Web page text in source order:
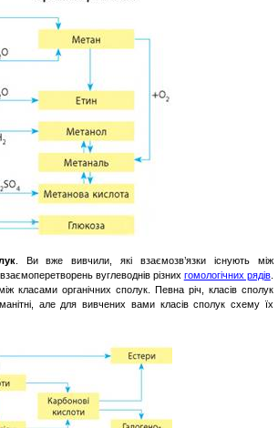
. Вивже вивчили , яківзаємозв’язки існують
між
взаємоперетворень вуглеводнів різних гомологічних рядів.
класами органічних сполук. Певна річ класів сполук
, але длявивчених вами класів сполук схему їх